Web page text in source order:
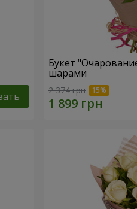
Букет
шарами
2 374 грн